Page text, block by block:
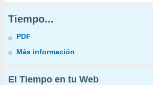
Tiempo...
PDF
Más información
El Tiempo en tu Web